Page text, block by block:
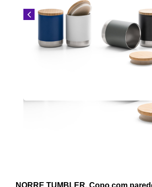
NORRE TUMBLER. Copo com